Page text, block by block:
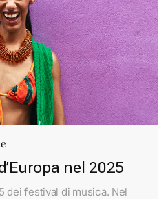
nel 2025
dei festival di musica. Nel